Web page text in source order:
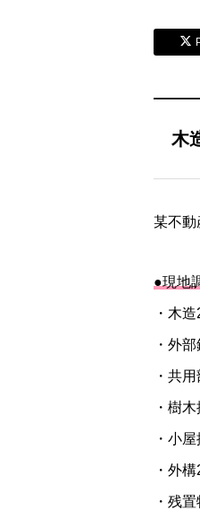
木
某不動
●現地
・木
・外
・共
・樹
・小
・外
・残